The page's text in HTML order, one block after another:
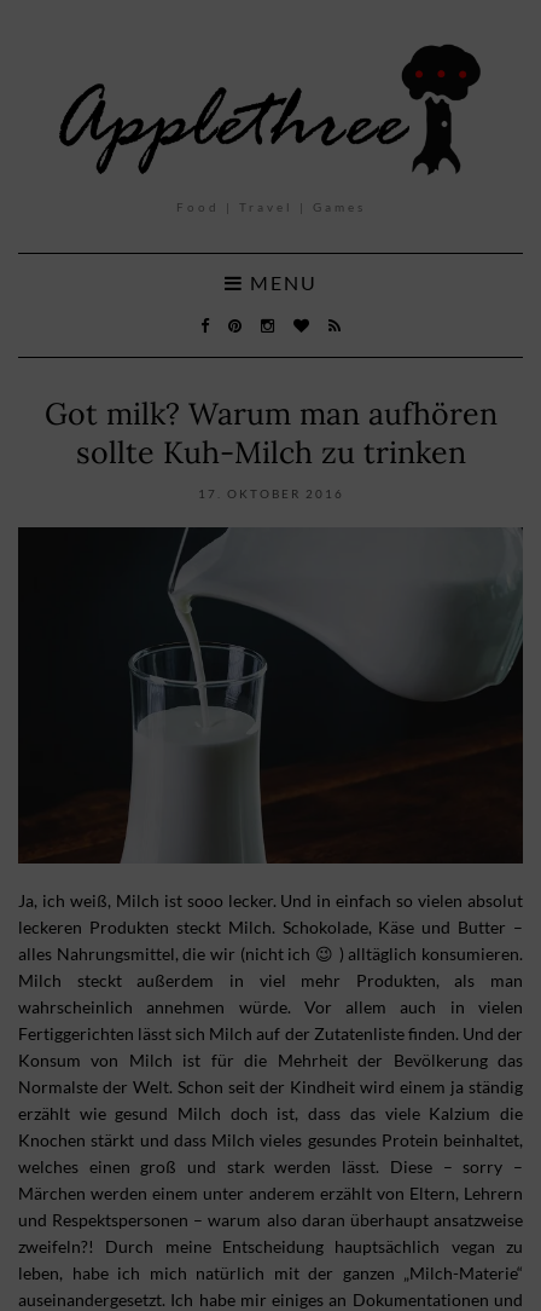
Food | Travel | Games
MENU
Got milk? Warum man aufhören
sollte Kuh-Milch zu trinken
17. OKTOBER 2016
Ja, ich weiß, Milch ist sooo lecker. Und in einfach so vielen absolut
leckeren Produkten steckt Milch. Schokolade, Käse und Butter –
alles Nahrungsmittel, die wir (nicht ich 😉 ) alltäglich konsumieren.
Milch steckt außerdem in viel mehr Produkten, als man
wahrscheinlich annehmen würde. Vor allem auch in vielen
Fertiggerichten lässt sich Milch auf der Zutatenliste finden. Und der
Konsum von Milch ist für die Mehrheit der Bevölkerung das
Normalste der Welt. Schon seit der Kindheit wird einem ja ständig
erzählt wie gesund Milch doch ist, dass das viele Kalzium die
Knochen stärkt und dass Milch vieles gesundes Protein beinhaltet,
welches einen groß und stark werden lässt. Diese – sorry –
Märchen werden einem unter anderem erzählt von Eltern, Lehrern
und Respektspersonen – warum also daran überhaupt ansatzweise
zweifeln?! Durch meine Entscheidung hauptsächlich vegan zu
leben, habe ich mich natürlich mit der ganzen „Milch-Materie“
auseinandergesetzt. Ich habe mir einiges an Dokumentationen und